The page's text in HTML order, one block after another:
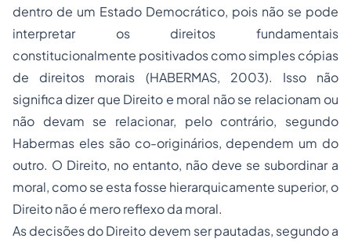
dentro de um Estado Democrático, pois não se pode
interpretar os direitos fundamentais
constitucionalmente positivados como simples cópias
de direitos morais (HABERMAS, 2003). Isso não
significa dizer que Direito e moral não se relacionam ou
não devam se relacionar, pelo contrário, segundo
Habermas eles são co-originários, dependem um do
outro. O Direito, no entanto, não deve se subordinar a
moral, como se esta fosse hierarquicamente superior, o
Direito não é mero reflexo da moral.
As decisões do Direito devem ser pautadas, segundo a